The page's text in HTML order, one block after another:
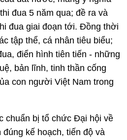
đua 5 năm qua; đề ra và
đua giai đoạn tới. Đồng thời
tập thể, cá nhân tiêu biểu;
điển hình tiên tiến - những
bản lĩnh, tinh thần cống
con người Việt Nam trong
chuẩn bị tổ chức Đại hội về
kế hoạch, tiến độ và